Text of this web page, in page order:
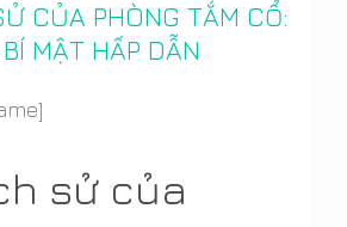
Bản: Suối nước nóng truyền
sản lâu dài của phòng tắm cổ
CỦA PHÒNG TẮM CỔ:
MẬT HẤP DẪN
sử của